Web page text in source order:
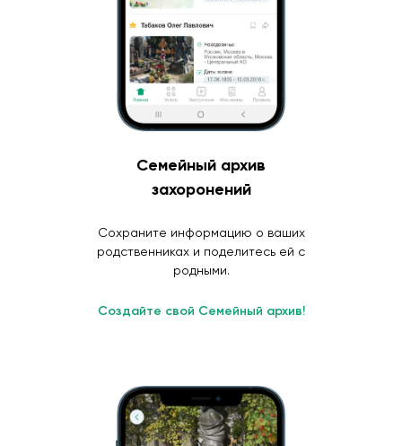
Семейный архив
захоронений
Сохраните информацию о ваших
родственниках и поделитесь ей с
родными.
Создайте свой Семейный архив!